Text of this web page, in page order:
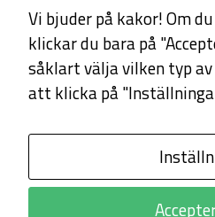
Linked
Vi bjuder på kakor! Om
klickar du bara på
såklart välja vilken typ
att klicka på